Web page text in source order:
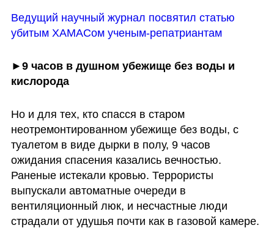
Ведущий научный журнал посвятил статью
убитым ХАМАСом ученым-репатриантам
►9 часов в душном убежище без воды и
кислорода
Но и для тех, кто спасся в старом
неотремонтированном убежище без воды, с
туалетом в виде дырки в полу, 9 часов
ожидания спасения казались вечностью.
Раненые истекали кровью. Террористы
выпускали автоматные очереди в
вентиляционный люк, и несчастные люди
страдали от удушья почти как в газовой камере.